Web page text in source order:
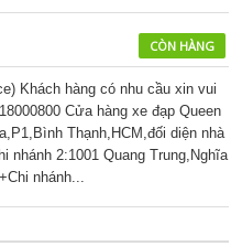
CÒN HÀNG
Khách hàng có nhu cầu xin vui
Cửa hàng xe đạp Queen
Thạnh,HCM,đối diện nhà
nhánh 2:1001 Quang Trung,Nghĩa
nhánh...